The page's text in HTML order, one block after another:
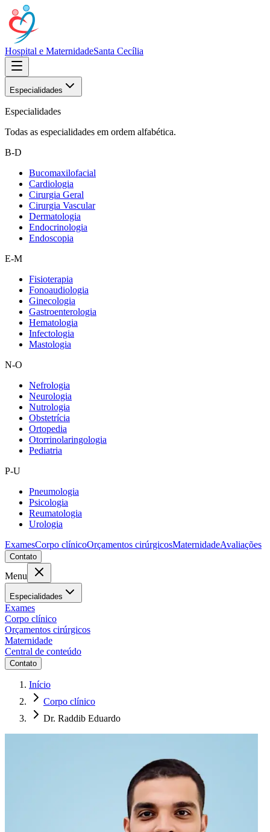
Hospital e MaternidadeSanta Cecília
Especialidades
Especialidades
Todas as especialidades em ordem alfabética.
B-D
Bucomaxilofacial
Cardiologia
Cirurgia Geral
Cirurgia Vascular
Dermatologia
Endocrinologia
Endoscopia
E-M
Fisioterapia
Fonoaudiologia
Ginecologia
Gastroenterologia
Hematologia
Infectologia
Mastologia
N-O
Nefrologia
Neurologia
Nutrologia
Obstetrícia
Ortopedia
Otorrinolaringologia
Pediatria
P-U
Pneumologia
Psicologia
Reumatologia
Urologia
ExamesCorpo clínicoOrçamentos cirúrgicosMaternidadeAvaliações
Contato
Menu
Especialidades
Exames
Corpo clínico
Orçamentos cirúrgicos
Maternidade
Central de conteúdo
Contato
Início
Corpo clínico
Dr. Raddib Eduardo